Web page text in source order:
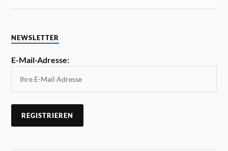
NEWSLETTER
E-Mail-Adresse: